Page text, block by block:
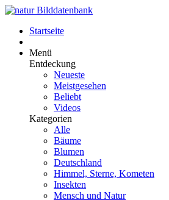
Startseite
Menü
Entdeckung
Neueste
Meistgesehen
Beliebt
Videos
Kategorien
Alle
Bäume
Blumen
Deutschland
Himmel, Sterne, Kometen
Insekten
Mensch und Natur